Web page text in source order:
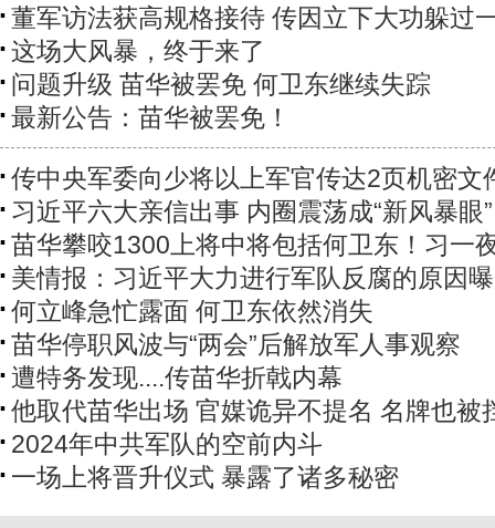
董军访法获高规格接待 传因立下大功躲过
这场大风暴，终于来了
问题升级 苗华被罢免 何卫东继续失踪
最新公告：苗华被罢免！
传中央军委向少将以上军官传达2页机密文
习近平六大亲信出事 内圈震荡成“新风暴眼”
苗华攀咬1300上将中将包括何卫东！习一
美情报：习近平大力进行军队反腐的原因
何立峰急忙露面 何卫东依然消失
苗华停职风波与“两会”后解放军人事观察
遭特务发现....传苗华折戟内幕
他取代苗华出场 官媒诡异不提名 名牌也被
2024年中共军队的空前内斗
一场上将晋升仪式 暴露了诸多秘密